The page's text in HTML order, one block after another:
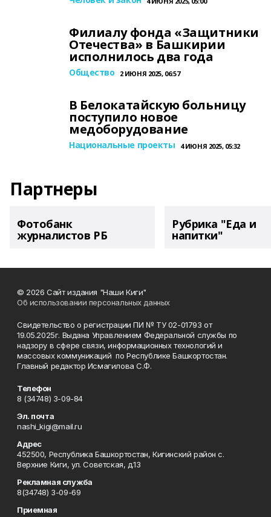
Филиалу фонда «Защитники
Отечества» в Башкирии
исполнилось два года
Общество 2 ИЮНЯ 2025, 06:57
В Белокатайскую больницу
поступило новое
медоборудование
Национальные проекты 4 ИЮНЯ 2025, 05:32
Партнеры
Фотобанк
журналистов РБ
Рубрика "Еда и
напитки"
© 2026 Сайт издания "Наши Киги"
Об использовании персональных данных
Свидетельство о регистрации ПИ № ТУ 02-01793 от
19.05.2025г. Выдана Управлением Федеральной службы по
надзору в сфере связи, информационных технологий и
массовых коммуникаций по Республике Башкортостан.
Главный редактор Исмагилова С.Ф.
Телефон
8 (34748) 3-09-84
Эл. почта
nashi_kigi@mail.ru
Адрес
452500, Республика Башкортостан, Кигинский район с.
Верхние Киги, ул. Советская, д.13
Рекламная служба
8(34748) 3-09-69
Приемная